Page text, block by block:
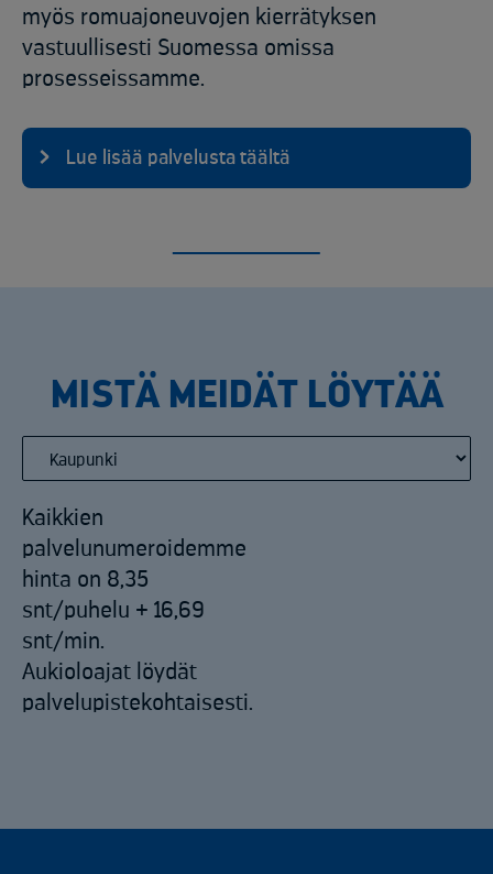
myös romuajoneuvojen kierrätyksen
vastuullisesti Suomessa omissa
prosesseissamme.
Lue lisää palvelusta täältä
MISTÄ MEIDÄT LÖYTÄÄ
Kaikkien
palvelunumeroidemme
hinta on 8,35
snt/puhelu + 16,69
snt/min.
Aukioloajat löydät
palvelupistekohtaisesti.